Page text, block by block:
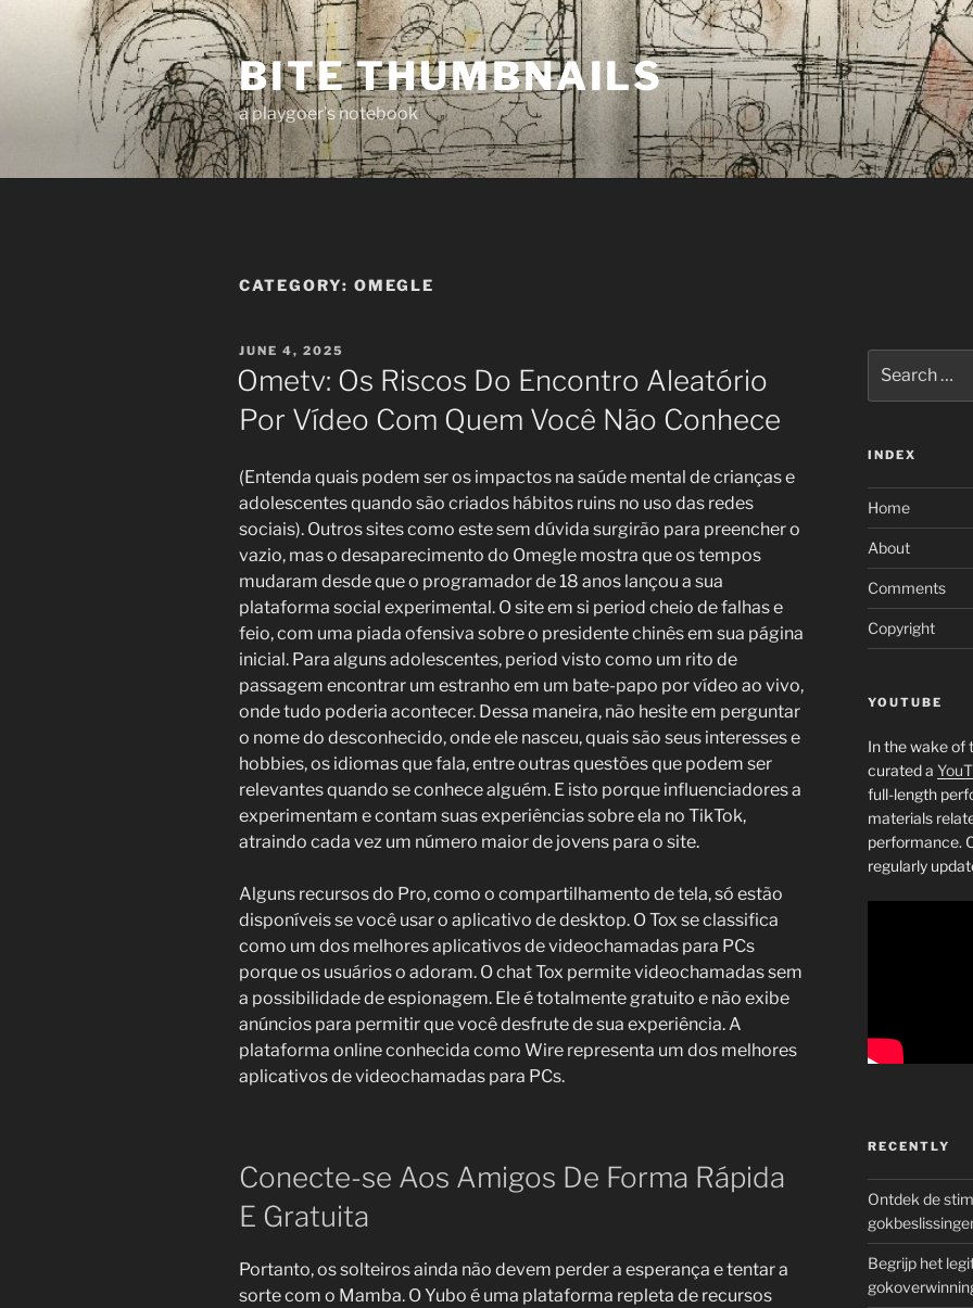
BITE THUMBNAILS
a playgoer's notebook
CATEGORY: OMEGLE
POSTED
ON
JUNE 4, 2025
Ometv: Os Riscos Do Encontro Aleatório
Por Vídeo Com Quem Você Não Conhece
(Entenda quais podem ser os impactos na saúde mental de crianças e
adolescentes quando são criados hábitos ruins no uso das redes
sociais). Outros sites como este sem dúvida surgirão para preencher o
vazio, mas o desaparecimento do Omegle mostra que os tempos
mudaram desde que o programador de 18 anos lançou a sua
plataforma social experimental. O site em si period cheio de falhas e
feio, com uma piada ofensiva sobre o presidente chinês em sua página
inicial. Para alguns adolescentes, period visto como um rito de
passagem encontrar um estranho em um bate-papo por vídeo ao vivo,
onde tudo poderia acontecer. Dessa maneira, não hesite em perguntar
o nome do desconhecido, onde ele nasceu, quais são seus interesses e
hobbies, os idiomas que fala, entre outras questões que podem ser
relevantes quando se conhece alguém. E isto porque influenciadores a
experimentam e contam suas experiências sobre ela no TikTok,
atraindo cada vez um número maior de jovens para o site.
Alguns recursos do Pro, como o compartilhamento de tela, só estão
disponíveis se você usar o aplicativo de desktop. O Tox se classifica
como um dos melhores aplicativos de videochamadas para PCs
porque os usuários o adoram. O chat Tox permite videochamadas sem
a possibilidade de espionagem. Ele é totalmente gratuito e não exibe
anúncios para permitir que você desfrute de sua experiência. A
plataforma online conhecida como Wire representa um dos melhores
aplicativos de videochamadas para PCs.
Conecte-se Aos Amigos De Forma Rápida
E Gratuita
Portanto, os solteiros ainda não devem perder a esperança e tentar a
sorte com o Mamba. O Yubo é uma plataforma repleta de recursos
for:
INDEX
Home
About
Comments
Copyright
YOUTUBE
In the wake of
curated a
full-length
materials
performance.
regularly
RECENTLY
Ontdek de
Begrijp het